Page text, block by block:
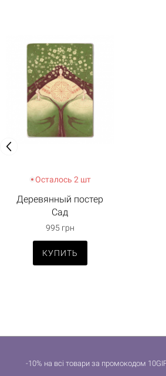
Осталось 2 шт
Деревянный постер
Сад
995 грн
КУПИТЬ
-10% на всі товари за промокодом